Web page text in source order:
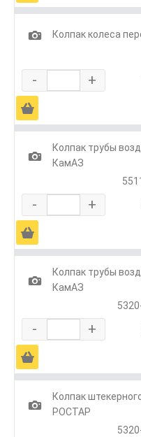
1
Колпак колеса
- +
Ä
1
Колпак трубы
КамАЗ
- +
Ä
1
Колпак трубы
КамАЗ
- +
Ä
1
Колпак
РОСТАР